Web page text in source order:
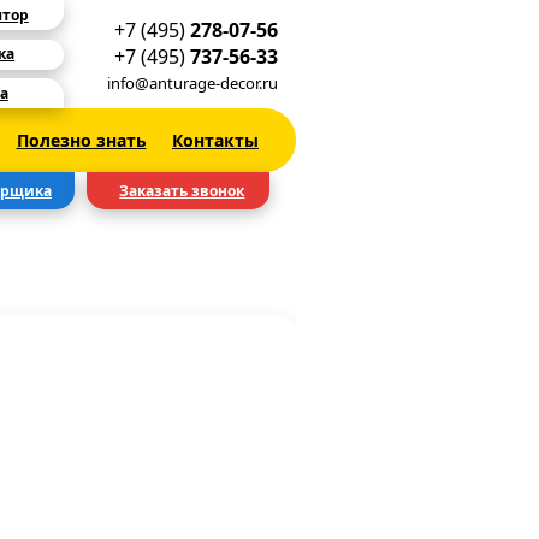
+7 (495)278-07-56
+7 (495)737-56-33
info@anturage-decor.ru
Полезно знать Контакты
Заказать звонок